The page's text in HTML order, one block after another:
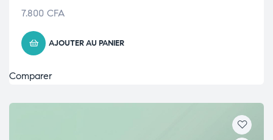
7.800 CFA
AJOUTER AU PANIER
Comparer